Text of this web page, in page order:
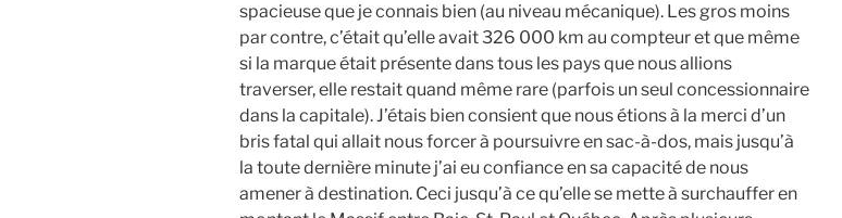
spacieuse que je connais bien (au niveau mécanique). Les gros moins
par contre, c’était qu’elle avait 326 000 km au compteur et que même
si la marque était présente dans tous les pays que nous allions
traverser, elle restait quand même rare (parfois un seul concessionnaire
dans la capitale). J’étais bien consient que nous étions à la merci d’un
bris fatal qui allait nous forcer à poursuivre en sac-à-dos, mais jusqu’à
la toute dernière minute j’ai eu confiance en sa capacité de nous
amener à destination. Ceci jusqu’à ce qu’elle se mette à surchauffer en